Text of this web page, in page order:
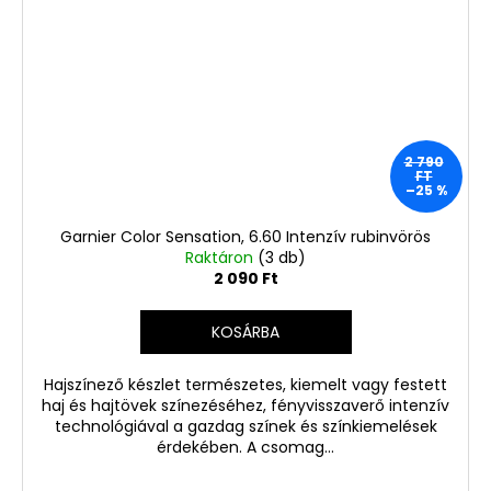
2 790
FT
–25 %
Garnier Color Sensation, 6.60 Intenzív rubinvörös
Raktáron (3 db)
2 090 Ft
KOSÁRBA
Hajszínező készlet természetes, kiemelt vagy festett
haj és hajtövek színezéséhez, fényvisszaverő intenzív
technológiával a gazdag színek és színkiemelések
érdekében. A csomag...